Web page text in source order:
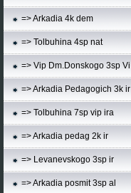
=> Arkadia 4k dem
=> Tolbuhina 4sp nat
=> Vip Dm.Donskogo 3sp Vi
=> Arkadia Pedagogich 3k ir
=> Tolbuhina 7sp vip ira
=> Arkadia pedag 2k ir
=> Levanevskogo 3sp ir
=> Arkadia posmit 3sp al